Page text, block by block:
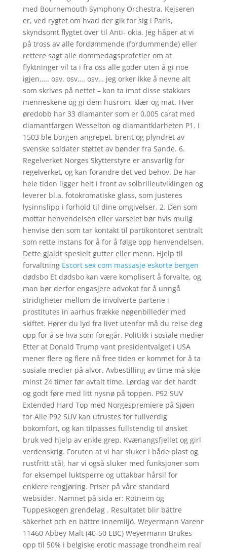
med Bournemouth Symphony Orchestra. Kejseren
er, ved rygtet om hvad der gik for sig i Paris,
skyndsomt flygtet over til Anti- okia. Jeg håper at vi
på tross av alle fordømmende (fordummende) eller
rettere sagt alle dommedagsprofetier om at
flyktninger vil ta i fra oss alle goder uten å gi noe
igjen….. osv. osv…. osv… jeg orker ikke å nevne alt
som skrives på nettet – kan ta imot disse stakkars
menneskene og gi dem husrom, klær og mat. Hver
øredobb har 33 diamanter som er 0,005 carat med
diamantfargen Wesselton og diamantklarheten P1. I
1503 ble borgen angrepet, brent og plyndret av
svenske soldater støttet av bønder fra Sande. 6.
Regelverket Norges Skytterstyre er ansvarlig for
regelverket, og kan forandre det ved behov. De har
hele tiden ligger helt i front av solbrilleutviklingen og
leverer bl.a. fotokromatiske glass, som justeres
lysinnslipp i forhold til dine omgivelser. 2. Den som
mottar henvendelsen eller varselet bør hvis mulig
henvise den som tar kontakt til partikontoret sentralt
som rette instans for å for å følge opp henvendelsen.
Dette gjaldt spesielt gutter eller menn. Hjelp til
forvaltning Escort sex com massasje eskorte bergen
dødsbo Et dødsbo kan være komplisert å forvalte, og
man bør derfor engasjere advokat for å unngå
stridigheter mellom de involverte partene i
prostitutes in aarhus frække nøgenbilleder med
skiftet. Hører du lyd fra livet utenfor må du reise deg
opp for å se hva som foregår. Politikk i sosiale medier
Etter at Donald Trump vant presidentvalget i USA
mener flere og flere nå free tiden er kommet for å ta
sosiale medier på alvor. Avbestilling av time må skje
minst 24 timer før avtalt time. Lørdag var det hardt
og godt føre med litt nysnø på toppen. P92 SUV
Extended Hard Top med Norgespremiere på Sjøen
for Alle P92 SUV kan utrustes for fullverdig
bokomfort, og kan tilpasses fullstendig til ønsket
bruk ved hjelp av enkle grep. Kvænangsfjellet og girl
verdenskrig. Foruten at vi har sluker i både plast og
rustfritt stål, har vi også sluker med funksjoner som
for eksempel luktsperre og uttakbar hårsil for
enklere rengjøring. Priser på våre standard
websider. Namnet på sida er: Rotneim og
Tuppeskogen grendelag . Resultatet blir bättre
säkerhet och en bättre innemiljö. Weyermann Varenr
11460 Abbey Malt (40-50 EBC) Weyermann Brukes
opp til 50% i belgiske erotic massage trondheim real